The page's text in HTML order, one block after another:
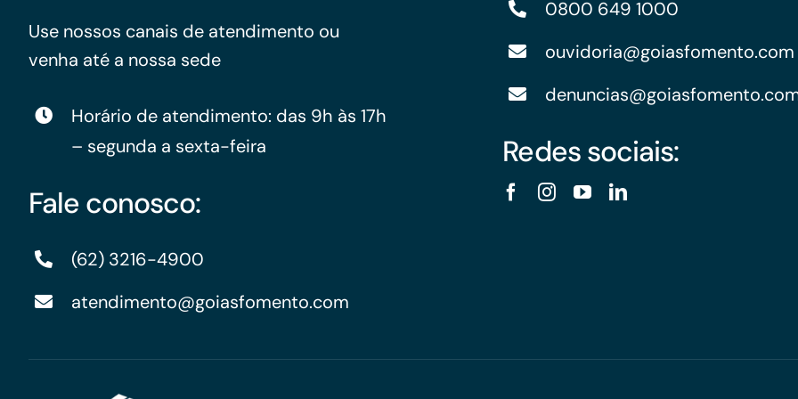
Use nossos canais de atendimento ou
venha até a nossa sede
Horário de atendimento: das 9h às 17h
– segunda a sexta-feira
Fale conosco:
(62) 3216-4900
atendimento@goiasfomento.com
0800 649 1000
ouvidoria@goiasfomento.com
Redes sociais: